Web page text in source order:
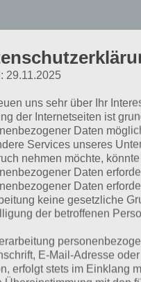
to be
aus
die
29.11.2025
uns sehr über Ihr
der Internetseiten ist
Daten
Services unseres
nehmen möchte,
Daten
Daten
keine gesetzliche
der betroffenen
E-Mail-Adresse
erfolgt stets im Einklang